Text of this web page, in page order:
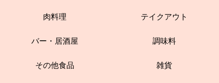
肉料理 テイクアウト
バー・居酒屋 調味料
その他食品 雑貨